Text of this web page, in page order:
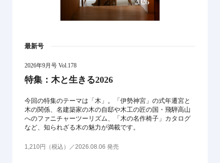
最新号
2026年9月号 Vol.178
特集：木と生きる2026
今回の特集のテーマは「木」。「伊勢神宮」の式年遷宮と
木の関係、名建築家の木の自邸や木工の匠の国・飛騨高山
へのファニチャーツーリズム、「木の名作椅子」カタログ
など、知られざる木の魅力が満載です。
1,210円（税込）／2026.08.06 発売